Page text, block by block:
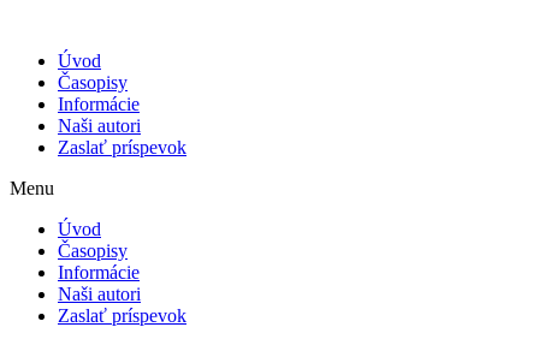
Úvod
Časopisy
Informácie
Naši autori
Zaslať príspevok
Menu
Úvod
Časopisy
Informácie
Naši autori
Zaslať príspevok